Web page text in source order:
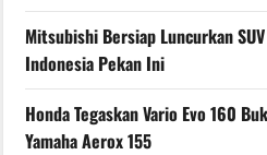
Mitsubishi Bersiap Luncurkan
Indonesia Pekan Ini
Honda Tegaskan Vario Evo 160
Yamaha Aerox 155